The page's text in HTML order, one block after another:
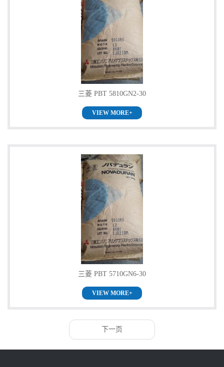
三菱 PBT 5810GN2-30
VIEW MORE+
三菱 PBT 5710GN6-30
VIEW MORE+
下一页